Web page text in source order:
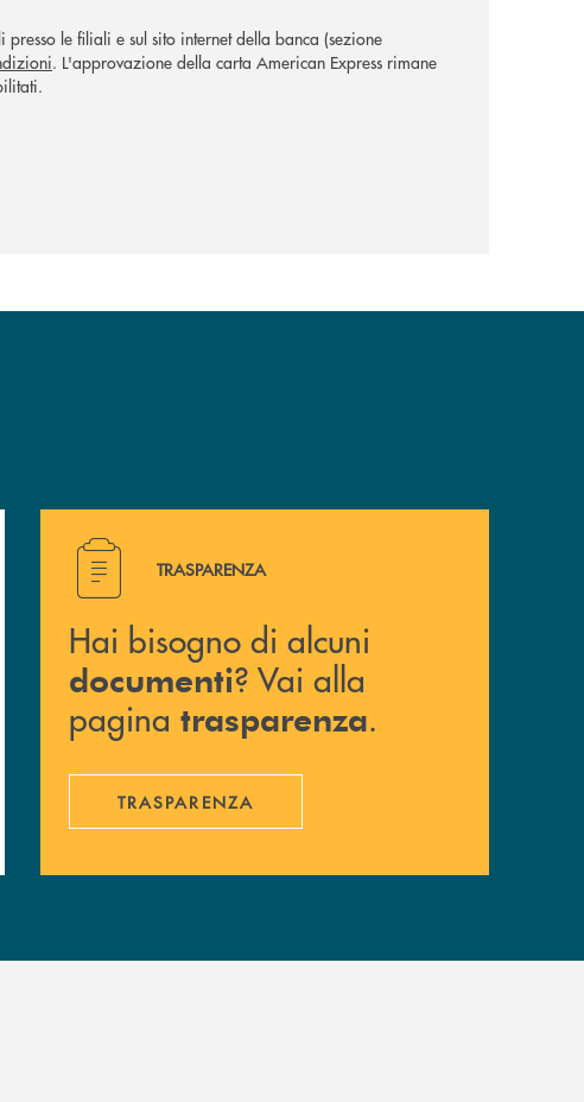
le filiali e sul sito internet della banca (sezione
. L'approvazione della carta American Express rimane
. Hai bisogno di alcuni documenti ? Vai alla pagina
TRASPARENZA
Hai bisogno di alcuni
documenti? Vai alla
pagina trasparenza.
TRASPARENZA